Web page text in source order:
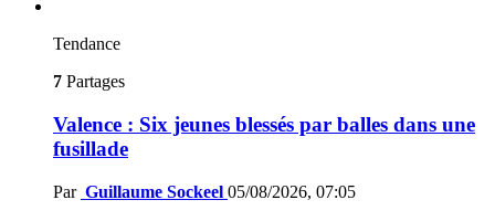
Tendance
7 Partages
Valence : Six jeunes blessés par balles dans une
fusillade
Par Guillaume Sockeel 05/08/2026, 07:05